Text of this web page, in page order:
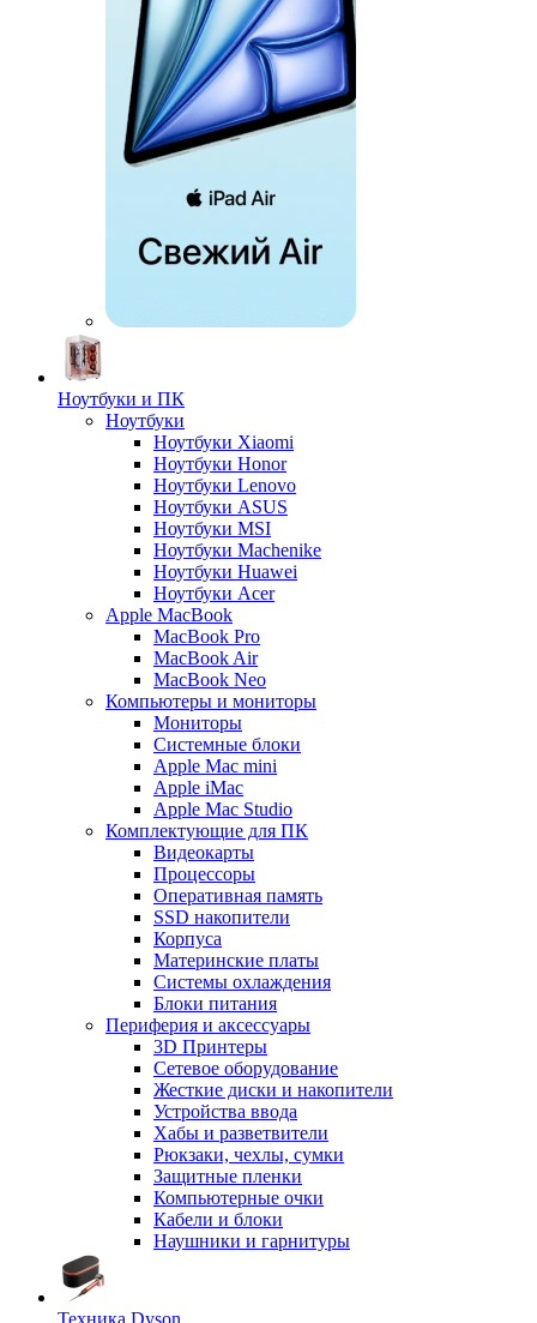
Ноутбуки и ПК
Ноутбуки
Ноутбуки Xiaomi
Ноутбуки Honor
Ноутбуки Lenovo
Ноутбуки ASUS
Ноутбуки MSI
Ноутбуки Machenike
Ноутбуки Huawei
Ноутбуки Acer
Apple MacBook
MacBook Pro
MacBook Air
MacBook Neo
Компьютеры и мониторы
Мониторы
Системные блоки
Apple Mac mini
Apple iMac
Apple Mac Studio
Комплектующие для ПК
Видеокарты
Процессоры
Оперативная память
SSD накопители
Корпуса
Материнские платы
Системы охлаждения
Блоки питания
Периферия и аксессуары
3D Принтеры
Сетевое оборудование
Жесткие диски и накопители
Устройства ввода
Хабы и разветвители
Рюкзаки, чехлы, сумки
Защитные пленки
Компьютерные очки
Кабели и блоки
Наушники и гарнитуры
Техника Dyson